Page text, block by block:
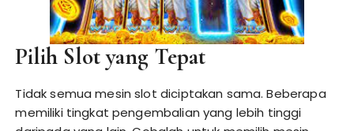
Pilih Slot yang Tepat
Tidak semua mesin slot diciptakan sama. Beberapa
memiliki tingkat pengembalian yang lebih tinggi